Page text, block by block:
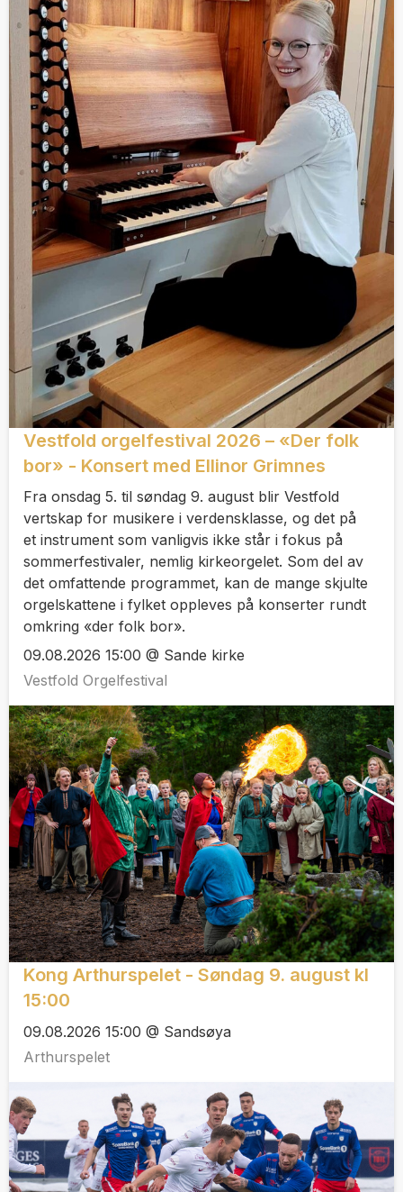
Vestfold orgelfestival 2026 – «Der folk
bor» - Konsert med Ellinor Grimnes
Fra onsdag 5. til søndag 9. august blir Vestfold
vertskap for musikere i verdensklasse, og det på
et instrument som vanligvis ikke står i fokus på
sommerfestivaler, nemlig kirkeorgelet. Som del av
det omfattende programmet, kan de mange skjulte
orgelskattene i fylket oppleves på konserter rundt
omkring «der folk bor».
09.08.2026 15:00 @ Sande kirke
Vestfold Orgelfestival
Kong Arthurspelet - Søndag 9. august kl
15:00
09.08.2026 15:00 @ Sandsøya
Arthurspelet